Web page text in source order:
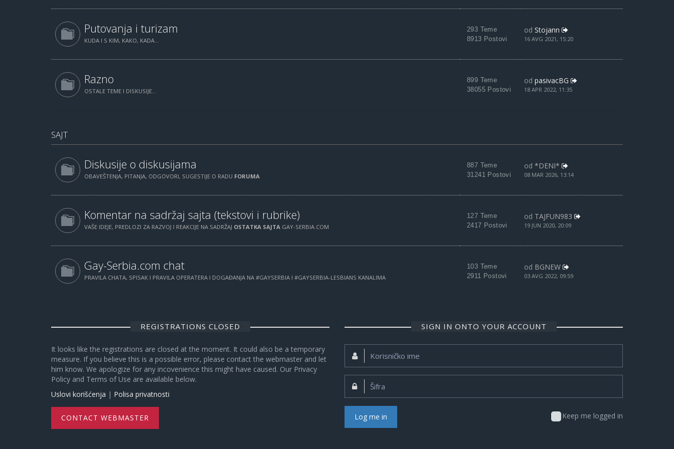
Putovanja i turizam
KUDA I S KIM, KAKO, KADA...
293 Teme
8913 Postovi
od Stojann
16 AVG 2021, 15:20
Razno
OSTALE TEME I DISKUSIJE...
899 Teme
38055 Postovi
od pasivacBG
18 APR 2022, 11:35
SAJT
Diskusije o diskusijama
OBAVEŠTENJA, PITANJA, ODGOVORI, SUGESTIJE O RADU FORUMA
887 Teme
31241 Postovi
od *DENI*
08 MAR 2026, 13:14
Komentar na sadržaj sajta (tekstovi i rubrike)
VAŠE IDEJE, PREDLOZI ZA RAZVOJ I REAKCIJE NA SADRŽAJ OSTATKA SAJTA GAY-SERBIA.COM
127 Teme
2417 Postovi
od TAJFUN983
19 JUN 2020, 20:09
Gay-Serbia.com chat
PRAVILA CHATA, SPISAK I PRAVILA OPERATERA I DOGAĐANJA NA #GAYSERBIA I #GAYSERBIA-LESBIANS KANALIMA
103 Teme
2911 Postovi
od BGNEW
03 AVG 2022, 09:59
REGISTRATIONS CLOSED
It looks like the registrations are closed at the moment. It could also be a temporary
measure. If you believe this is a possible error, please contact the webmaster and let
him know. We apologize for any incovenience this might have caused. Our Privacy
Policy and Terms of Use are available below.
Uslovi korišćenja | Polisa privatnosti
CONTACT WEBMASTER
SIGN IN ONTO YOUR ACCOUNT
Korisničko
Šifra:
Keep me logged in
Log me in